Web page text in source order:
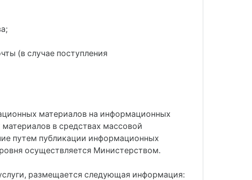
(в случае поступления
материалов на информационных
в средствах массовой
путем публикации информационных
осуществляется Министерством.
размещается следующая информация: